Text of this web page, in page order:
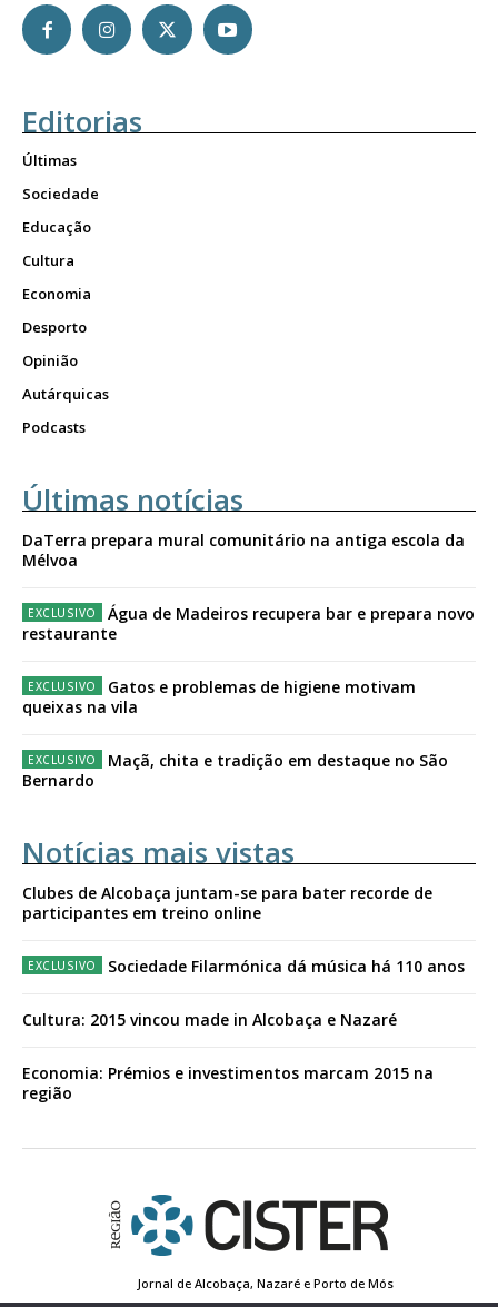
Editorias
Últimas
Sociedade
Educação
Cultura
Economia
Desporto
Opinião
Autárquicas
Podcasts
Últimas notícias
DaTerra prepara mural comunitário na antiga escola da
Mélvoa
Água de Madeiros recupera bar e prepara novo
restaurante
Gatos e problemas de higiene motivam
queixas na vila
Maçã, chita e tradição em destaque no São
Bernardo
Notícias mais vistas
Clubes de Alcobaça juntam-se para bater recorde de
participantes em treino online
Sociedade Filarmónica dá música há 110 anos
Cultura: 2015 vincou made in Alcobaça e Nazaré
Economia: Prémios e investimentos marcam 2015 na
região
Jornal de Alcobaça, Nazaré e Porto de Mós